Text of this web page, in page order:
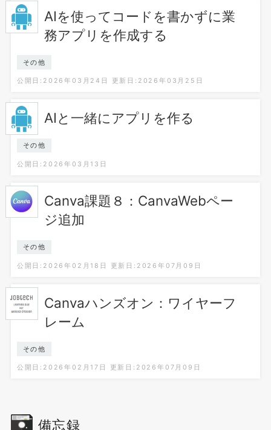
AIを使ってコードを書かずに業
務アプリを作成する
その他
公開日:2026年03月24日 更新日:2026年03月25日
AIと一緒にアプリを作る
その他
公開日:2026年03月13日
Canva課題８：CanvaWebペー
ジ追加
その他
公開日:2026年02月18日 更新日:2026年07月09日
Canvaハンズオン：ワイヤーフ
レーム
その他
公開日:2026年02月17日 更新日:2026年07月09日
備忘録